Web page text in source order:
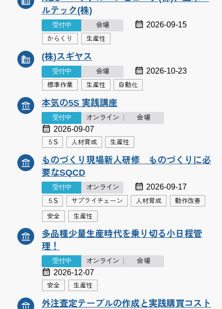
ルテック(株)
受付中 会場 2026-09-15
からくり 生産性
(株)スギヤス
受付中 会場 2026-10-23
標準作業 生産性 自動化
本気の5S 実践講座
受付中 オンライン 会場
2026-09-07
５S 人材育成 生産性
ものづくり現場新人研修 ものづくりに必
要なSQCD
受付中 オンライン 2026-09-17
５S サプライチェーン 人材育成 動作改善
安全 生産性
多品種少量生産時代を乗り切る小日程管
理！
受付中 オンライン 会場
2026-12-07
安全 生産性
外注査定テーブルの作成と実践購買コスト